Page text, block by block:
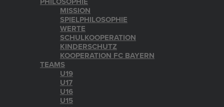
MISSION
SPIELPHILOSOPHIE
WERTE
SCHULKOOPERATION
KINDERSCHUTZ
KOOPERATION FC BAYERN
TEAMS
U19
U17
U16
U15